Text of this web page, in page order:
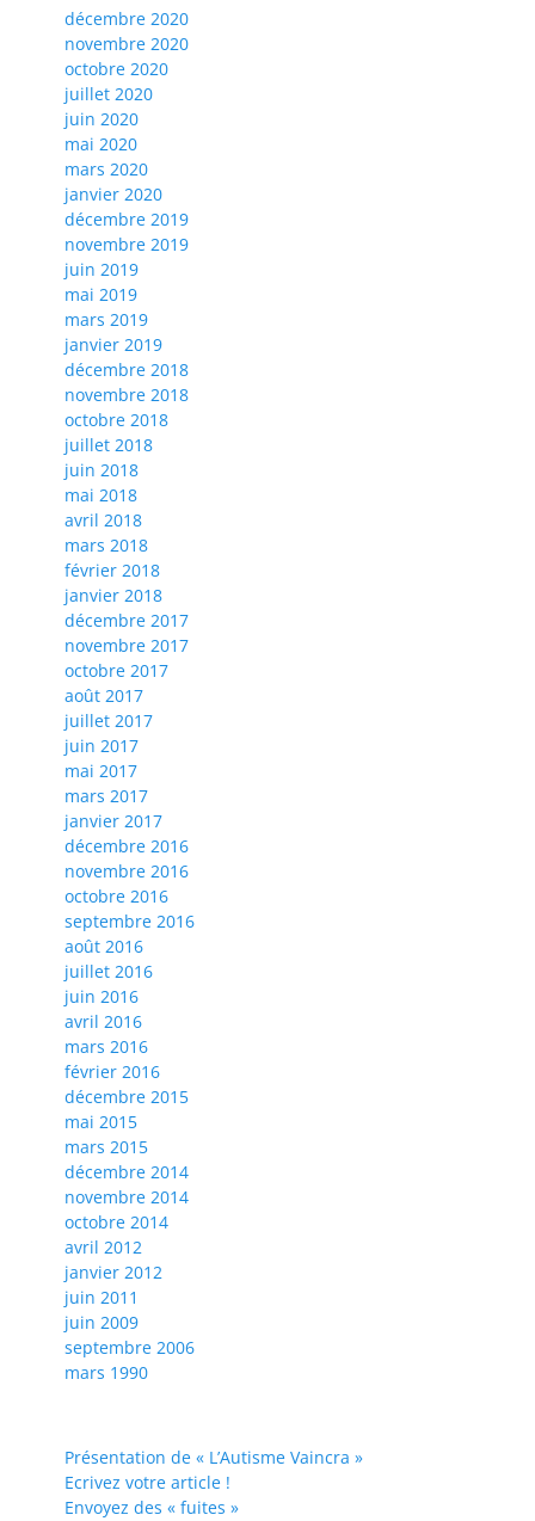
décembre 2020
novembre 2020
octobre 2020
juillet 2020
juin 2020
mai 2020
mars 2020
janvier 2020
décembre 2019
novembre 2019
juin 2019
mai 2019
mars 2019
janvier 2019
décembre 2018
novembre 2018
octobre 2018
juillet 2018
juin 2018
mai 2018
avril 2018
mars 2018
février 2018
janvier 2018
décembre 2017
novembre 2017
octobre 2017
août 2017
juillet 2017
juin 2017
mai 2017
mars 2017
janvier 2017
décembre 2016
novembre 2016
octobre 2016
septembre 2016
août 2016
juillet 2016
juin 2016
avril 2016
mars 2016
février 2016
décembre 2015
mai 2015
mars 2015
décembre 2014
novembre 2014
octobre 2014
avril 2012
janvier 2012
juin 2011
juin 2009
septembre 2006
mars 1990
Présentation de « L’Autisme Vaincra »
Ecrivez votre article !
Envoyez des « fuites »